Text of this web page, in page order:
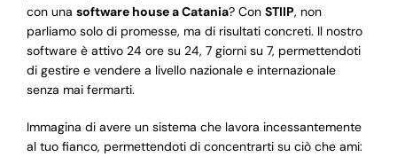
con una software house a Catania? Con STIIP, non
parliamo solo di promesse, ma di risultati concreti. Il nostro
software è attivo 24 ore su 24, 7 giorni su 7, permettendoti
di gestire e vendere a livello nazionale e internazionale
senza mai fermarti.
Immagina di avere un sistema che lavora incessantemente
al tuo fianco, permettendoti di concentrarti su ciò che ami: